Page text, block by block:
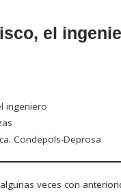
el
ingeniero
Condepols-Deprosa
veces con